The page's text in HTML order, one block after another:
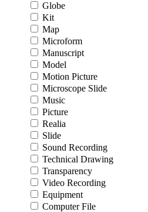
Globe
Kit
Map
Microform
Manuscript
Model
Motion Picture
Microscope Slide
Music
Picture
Realia
Slide
Sound Recording
Technical Drawing
Transparency
Video Recording
Equipment
Computer File